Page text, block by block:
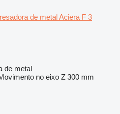
de metal Aciera F 3
de metal
no eixo Z 300 mm